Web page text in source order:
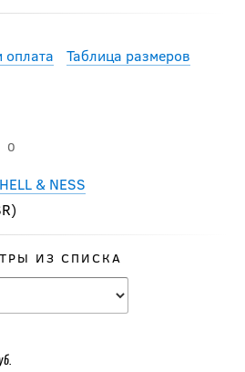
оплата Таблица размеров
0
& NESS
ИЗ СПИСКА
Бейсболка 47BRAND